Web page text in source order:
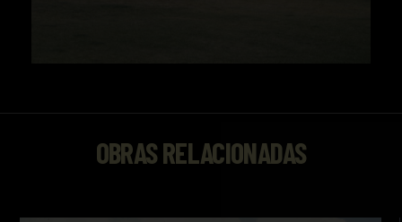
OBRAS RELACIONADAS